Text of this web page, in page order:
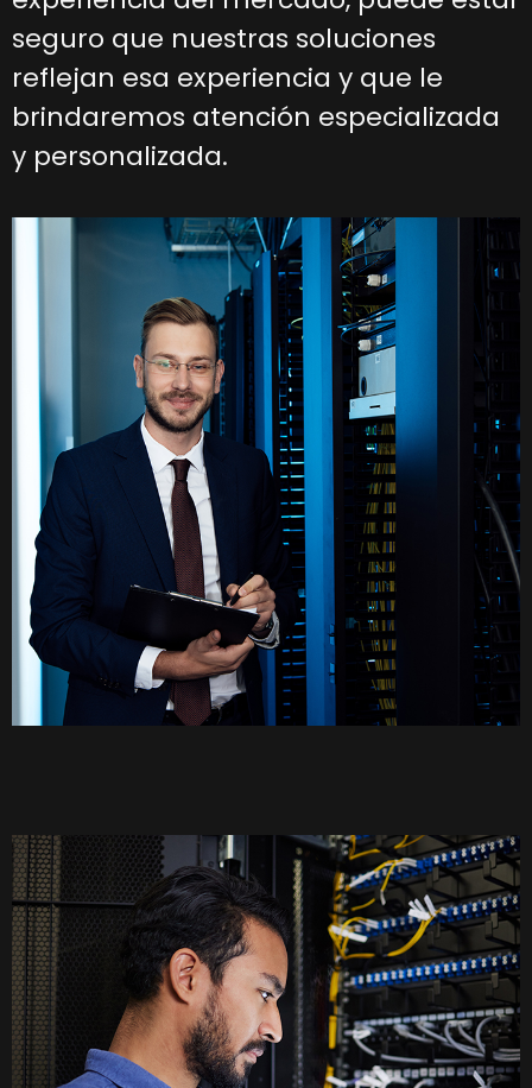
seguro que nuestras soluciones
reflejan esa experiencia y que le
brindaremos atención especializada
y personalizada.